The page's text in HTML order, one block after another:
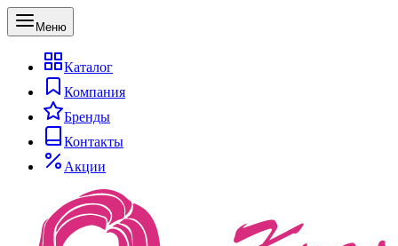
Меню
Каталог
Компания
Бренды
Контакты
Акции